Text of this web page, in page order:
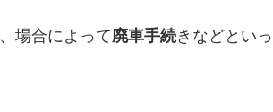
、場合によって廃車手続きなどといっ